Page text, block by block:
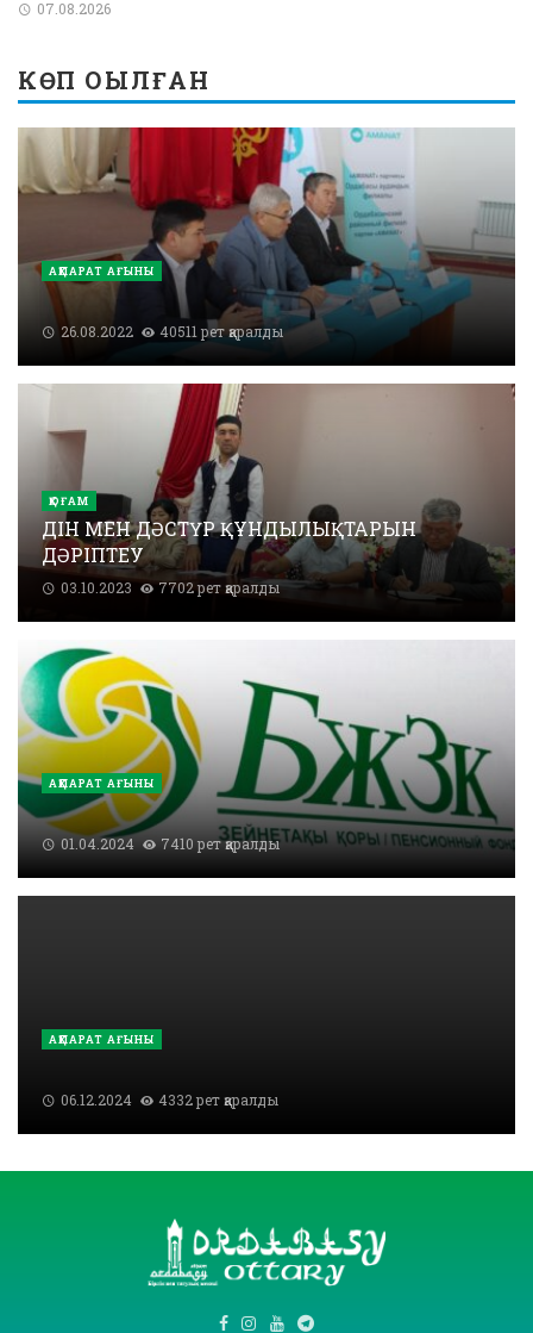
07.08.2026
КӨП ОҚЫЛҒАН
АҚПАРАТ АҒЫНЫ
26.08.2022 40511 рет қаралды
ҚОҒАМ
ДІН МЕН ДӘСТҮР ҚҰНДЫЛЫҚТАРЫН
ДӘРІПТЕУ
03.10.2023 7702 рет қаралды
АҚПАРАТ АҒЫНЫ
01.04.2024 7410 рет қаралды
АҚПАРАТ АҒЫНЫ
06.12.2024 4332 рет қаралды